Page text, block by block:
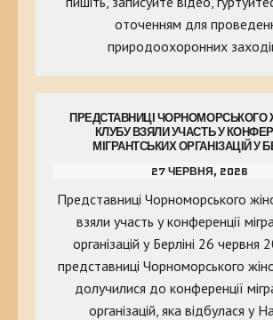
оточенням для
природоохоронних
ПРЕДСТАВНИЦІ ЧОРНОМОРСЬКОГО
КЛУБУ ВЗЯЛИ УЧАСТЬ У
МІГРАНТСЬКИХ ОРГАНІЗАЦІЙ У
27 ЧЕРВНЯ, 2026
Представниці Чорноморського
взяли участь у конференції
організацій у Берліні 26 червня
представниці Чорноморського
долучилися до конференції
організацій, яка відбулася у